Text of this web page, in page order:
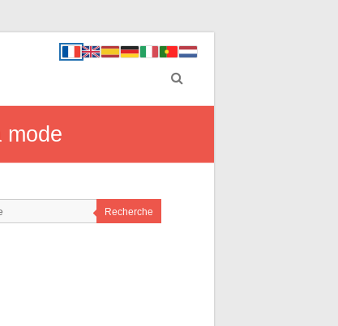
mode
Recherche